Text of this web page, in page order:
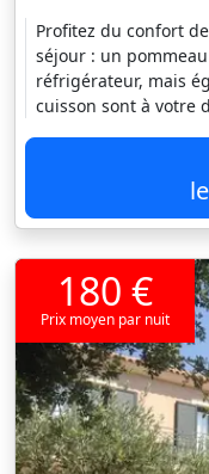
Profitez du confort
séjour : un
réfrigérateur, mais
cuisson sont à votre
180 €
Prix moyen par nuit